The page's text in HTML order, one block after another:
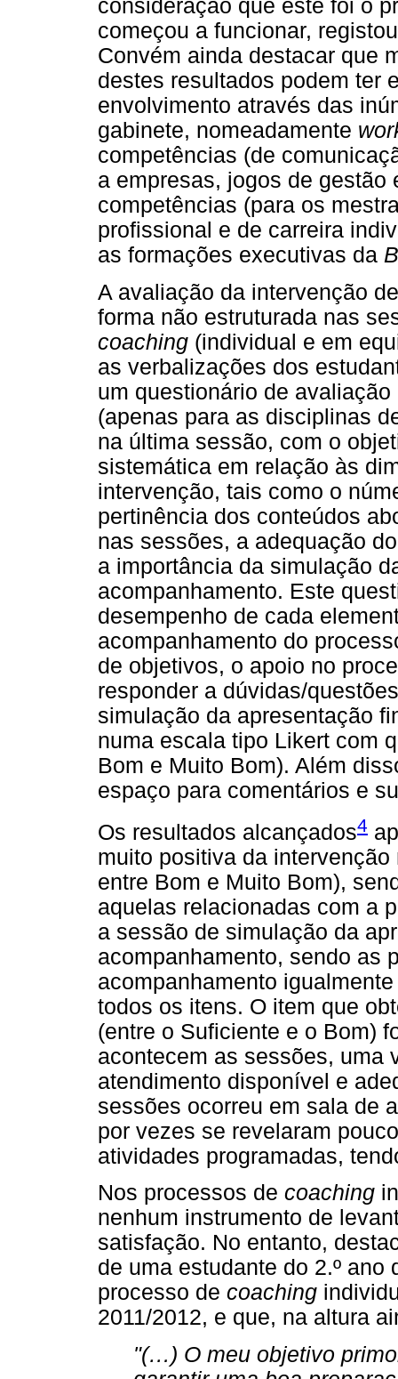
consideração que este foi o
começou a funcionar,
Convém ainda destacar que
destes resultados podem ter
envolvimento através das
gabinete, nomeadamente
competências (de
a empresas, jogos de
competências (para os
profissional e de carreira
as formações executivas da
A avaliação da intervenção
forma não estruturada nas
coaching (individual e em
as verbalizações dos
um questionário de
(apenas para as disciplinas
na última sessão, com o
sistemática em relação às
intervenção, tais como o
pertinência dos conteúdos
nas sessões, a adequação
a importância da simulação
acompanhamento. Este
desempenho de cada
acompanhamento do
de objetivos, o apoio no
responder a dúvidas/
simulação da apresentação
numa escala tipo Likert com
Bom e Muito Bom). Além
espaço para comentários e
Os resultados alcançados4
muito positiva da
entre Bom e Muito Bom),
aquelas relacionadas com a
a sessão de simulação da
acompanhamento, sendo as
acompanhamento
todos os itens. O item que
(entre o Suficiente e o Bom)
acontecem as sessões, uma
atendimento disponível e
sessões ocorreu em sala de
por vezes se revelaram
atividades programadas,
Nos processos de coaching
nenhum instrumento de
satisfação. No entanto,
de uma estudante do 2.º
processo de coaching
2011/2012, e que, na altura
"(… ) O meu objetivo